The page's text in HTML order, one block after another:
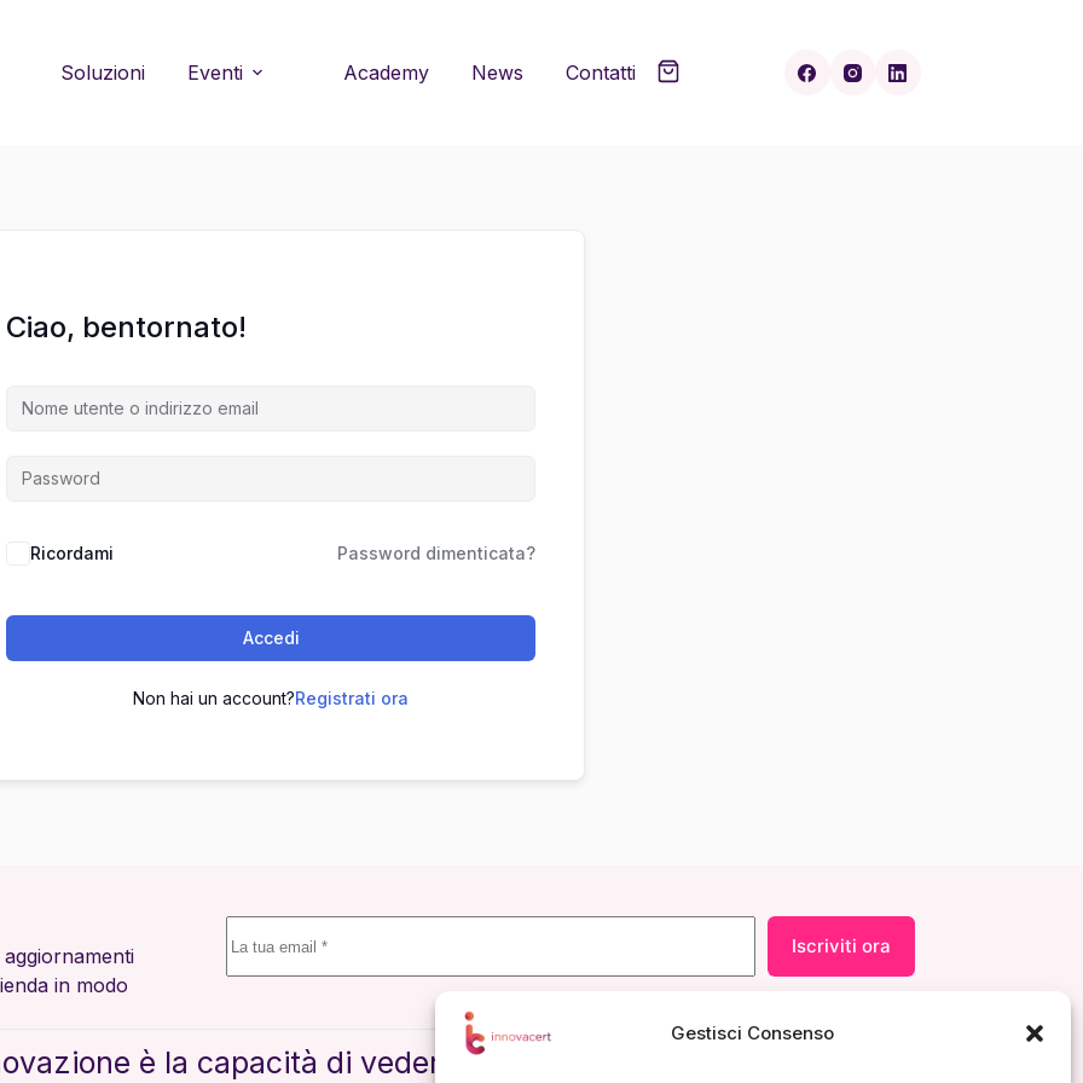
Gestisci Consenso
Soluzioni Eventi Academy News Contatti
Ciao, bentornato!
Ricordami Password dimenticata?
Accedi
Non hai un account?Registrati ora
in modo
Iscriviti ora
è la capacità di vedere